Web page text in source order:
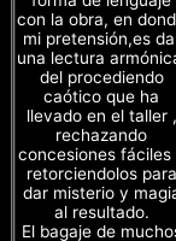
con la obra, en
mi pretensión,es
una lectura
del procediendo
caótico que ha
llevado en el taller ,
rechazando
concesiones fáciles
retorciendolos para
dar misterio y
al resultado.
El bagaje de